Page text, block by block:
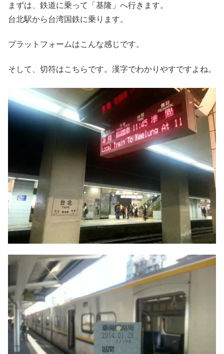
まずは、鉄道に乗って「基隆」へ行きます。
台北駅から台湾国鉄に乗ります。
プラットフォームはこんな感じです。
そして、切符はこちらです。漢字でわかりやすですよね。